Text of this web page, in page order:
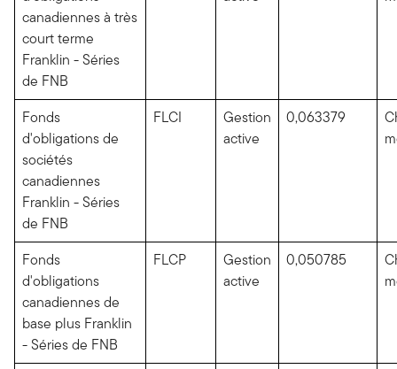
canadiennes à très
court terme
Franklin - Séries
de FNB
Fonds
d'obligations de
sociétés
canadiennes
Franklin - Séries
de FNB
FLCI
Gestion
active
0,063379
Fonds
d'obligations
canadiennes de
base plus Franklin
- Séries de FNB
FLCP
Gestion
active
0,050785